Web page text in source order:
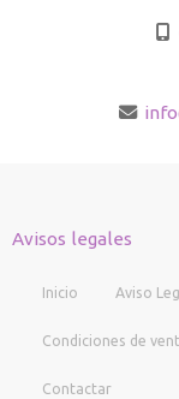
info
Avisos legales
Inicio Aviso
Condiciones de
Contactar